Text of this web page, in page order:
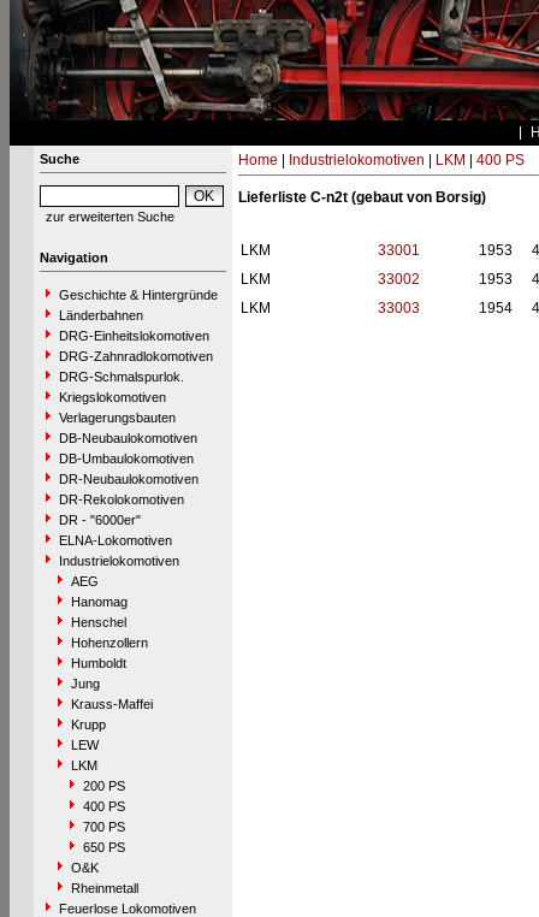
Suche
zur erweiterten Suche
Navigation
Geschichte & Hintergründe
Länderbahnen
DRG-Einheitslokomotiven
DRG-Zahnradlokomotiven
DRG-Schmalspurlok.
Kriegslokomotiven
Verlagerungsbauten
DB-Neubaulokomotiven
DB-Umbaulokomotiven
DR-Neubaulokomotiven
DR-Rekolokomotiven
DR - "6000er"
ELNA-Lokomotiven
Industrielokomotiven
AEG
Hanomag
Henschel
Hohenzollern
Humboldt
Jung
Krauss-Maffei
Krupp
LEW
LKM
200 PS
400 PS
700 PS
650 PS
O&K
Rheinmetall
Feuerlose Lokomotiven
Home Industrielokomotiven LKM 400 PS
Lieferliste C-n2t (gebaut von Borsig)
LKM 33001 1953
LKM
33002 1953
LKM
33003 1954